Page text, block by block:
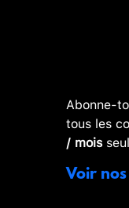
Abonne-
tous les
/ mois
Voir